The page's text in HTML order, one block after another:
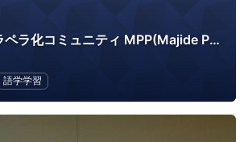
英語ペラペラ化コミュニティ MPP(Majide Perapera Project)
語学学習